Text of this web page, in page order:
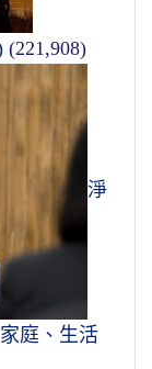
(221,908)
淨
庭、生活